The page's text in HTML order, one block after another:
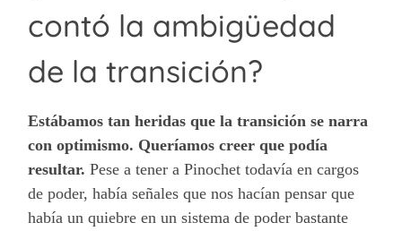
contó la ambigüedad
de la transición?
Estábamos tan heridas que la transición se narra
con optimismo. Queríamos creer que podía
resultar.Pese a tener a Pinochet todavía en cargos
de poder, había señales que nos hacían pensar que
había un quiebre en un sistema de poder bastante